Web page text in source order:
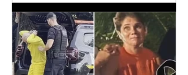
para promover conhecimento,
reflexão, troca de experiências e
valorização daqueles que exercem um
papel fundamental na formação das
futuras gerações. Durante o evento, o